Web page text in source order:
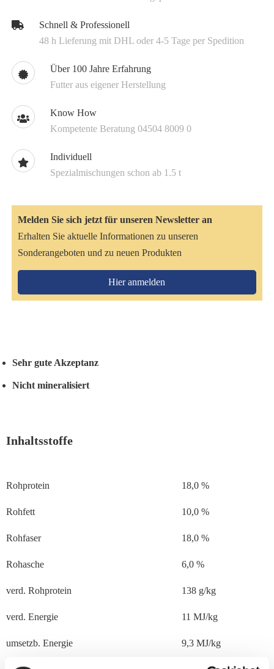
Schnell & Professionell
48 h Lieferung mit DHL oder 4-5 Tage per Spedition
Über 100 Jahre Erfahrung
Futter aus eigener Herstellung
Know How
Kompetente Beratung 04504 8009 0
Individuell
Spezialmischungen schon ab 1.5 t
Melden Sie sich jetzt für unseren Newsletter an
Erhalten Sie aktuelle Informationen zu unseren
Sonderangeboten und zu neuen Produkten
Hier anmelden
Sehr gute Akzeptanz
Nicht mineralisiert
Inhaltsstoffe
Rohprotein 18,0 %
Rohfett 10,0 %
Rohfaser 18,0 %
Rohasche 6,0 %
verd. Rohprotein 138 g/kg
verd. Energie 11 MJ/kg
umsetzb. Energie 9,3 MJ/kg